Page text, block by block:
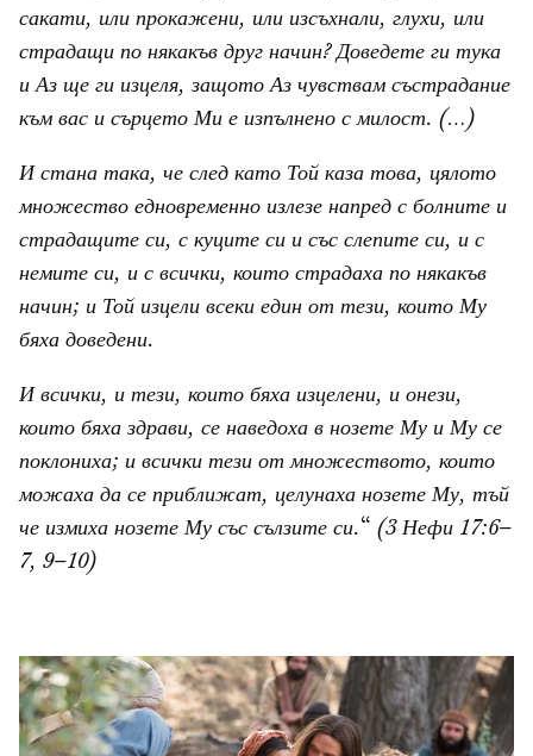
сакати, или прокажени, или изсъхнали, глухи, или
страдащи по някакъв друг начин? Доведете ги тука
и Аз ще ги изцеля, защото Аз чувствам състрадание
към вас и сърцето Ми е изпълнено с милост. (…)
И стана така, че след като Той каза това, цялото
множество едновременно излезе напред с болните и
страдащите си, с куците си и със слепите си, и с
немите си, и с всички, които страдаха по някакъв
начин; и Той изцели всеки един от тези, които Му
бяха доведени.
И всички, и тези, които бяха изцелени, и онези,
които бяха здрави, се наведоха в нозете Му и Му се
поклониха; и всички тези от множеството, които
можаха да се приближат, целунаха нозете Му, тъй
че измиха нозете Му със сълзите си.“ (3 Нефи 17:6–
7, 9–10)